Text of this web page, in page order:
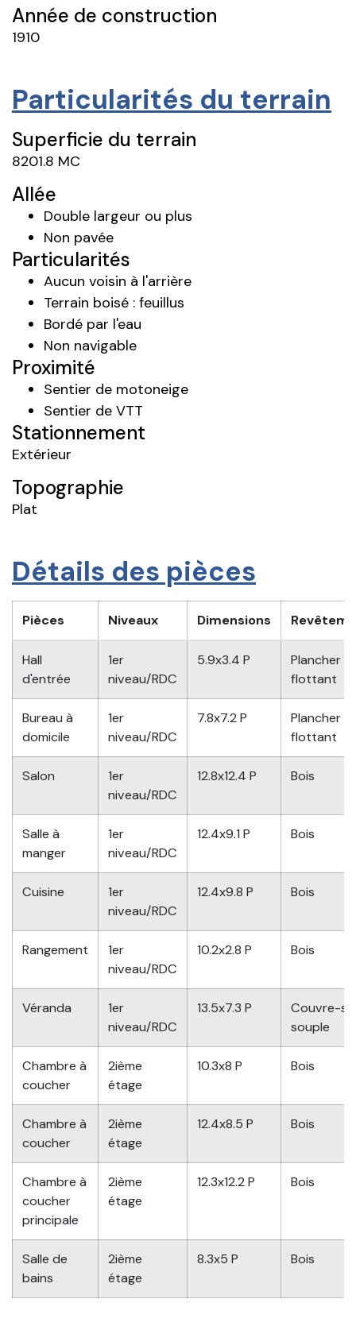
Année de construction
1910
Particularités du terrain
Superficie du terrain
8201.8 MC
Allée
Double largeur ou plus
Non pavée
Particularités
Aucun voisin à l'arrière
Terrain boisé : feuillus
Bordé par l'eau
Non navigable
Proximité
Sentier de motoneige
Sentier de VTT
Stationnement
Extérieur
Topographie
Plat
Détails des pièces
Pièces Niveaux Dimensions
Hall
d'entrée
1er
niveau/RDC
5.9x3.4 P
Plancher
flottant
Bureau à
domicile
1er
niveau/RDC
7.8x7.2 P
Plancher
flottant
Salon
1er
niveau/RDC
12.8x12.4 P Bois
Salle à
manger
1er
niveau/RDC
12.4x9.1 P Bois
Cuisine
1er
niveau/RDC
12.4x9.8 P Bois
Rangement
1er
niveau/RDC
10.2x2.8 P Bois
Véranda
1er
niveau/RDC
13.5x7.3 P
Couvre-
souple
Chambre à
coucher
2ième
étage
10.3x8 P Bois
Chambre à
coucher
2ième
étage
12.4x8.5 P Bois
Chambre à
coucher
principale
2ième
étage
12.3x12.2 P Bois
Salle de
bains
2ième
étage
8.3x5 P Bois